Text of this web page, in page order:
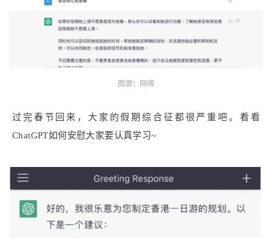
图源：网络
过完春节回来，大家的假期综合征都很严重吧。看看
ChatGPT如何安慰大家要认真学习~